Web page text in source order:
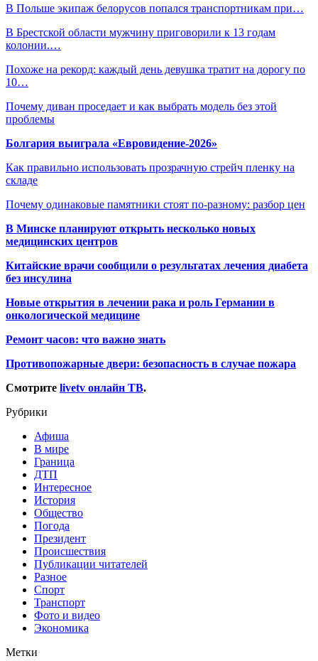
В Польше экипаж белорусов попался транспортникам при…
В Брестской области мужчину приговорили к 13 годам
колонии.…
Похоже на рекорд: каждый день девушка тратит на дорогу по
10…
Почему диван проседает и как выбрать модель без этой
проблемы
Болгария выиграла «Евровидение-2026»
Как правильно использовать прозрачную стрейч пленку на
складе
Почему одинаковые памятники стоят по-разному: разбор цен
В Минске планируют открыть несколько новых
медицинских центров
Китайские врачи сообщили о результатах лечения диабета
без инсулина
Новые открытия в лечении рака и роль Германии в
онкологической медицине
Ремонт часов: что важно знать
Противопожарные двери: безопасность в случае пожара
Смотрите livetv онлайн ТВ.
Рубрики
Афиша
В мире
Граница
ДТП
Интересное
История
Общество
Погода
Президент
Происшествия
Публикации читателей
Разное
Спорт
Транспорт
Фото и видео
Экономика
Метки